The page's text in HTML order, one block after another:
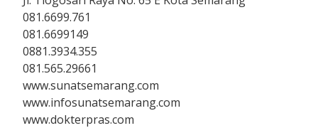
081.6699.761
081.6699149
0881.3934.355
081.565.29661
www.sunatsemarang.com
www.infosunatsemarang.com
www.dokterpras.com